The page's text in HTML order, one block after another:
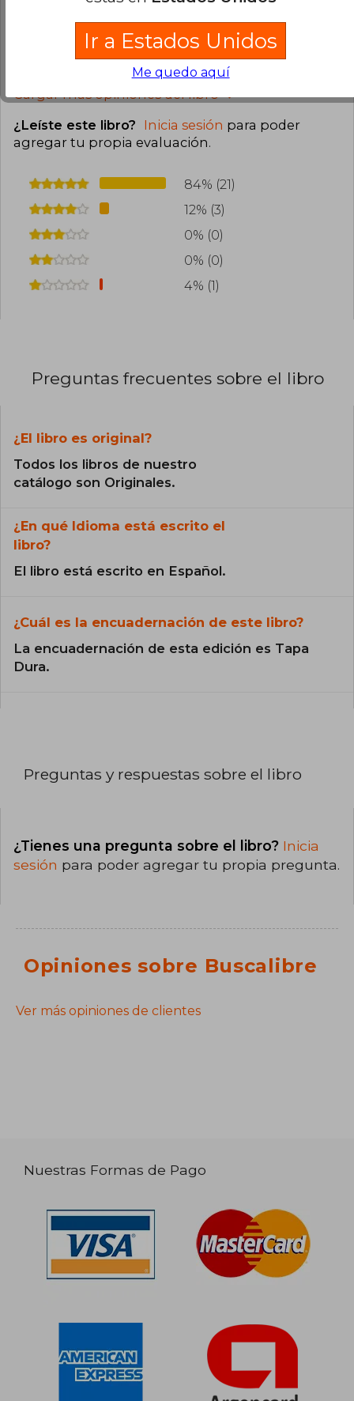
Esta opinión es útil 0 No es útil
Cargar más opiniones del libro
¿Leíste este libro? Inicia sesión para poder
agregar tu propia evaluación.
84% (21)
12% (3)
0% (0)
0% (0)
4% (1)
Preguntas frecuentes sobre el libro
¿El libro es original?
Todos los libros de nuestro
catálogo son Originales.
¿En qué Idioma está escrito el
libro?
El libro está escrito en Español.
¿Cuál es la encuadernación de este libro?
La encuadernación de esta edición es Tapa
Dura.
Preguntas y respuestas sobre el libro
¿Tienes una pregunta sobre el libro? Inicia
sesión para poder agregar tu propia pregunta.
Opiniones sobre Buscalibre
Ver más opiniones de clientes
Nuestras Formas de Pago
Ir a Estados Unidos
Me quedo aquí